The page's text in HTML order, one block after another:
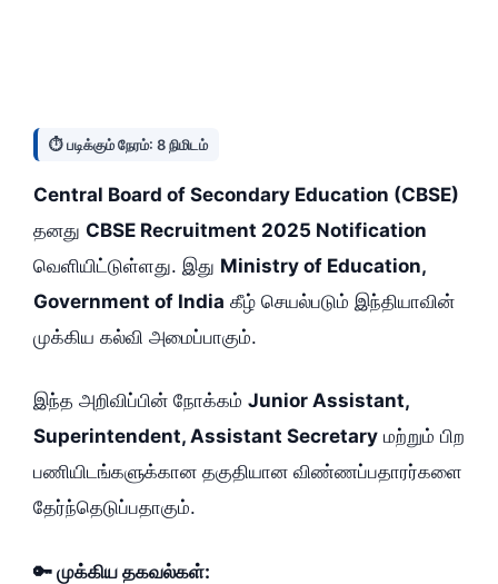
⏱️ படிக்கும் நேரம்: 8 நிமிடம்
Central Board of Secondary Education (CBSE)
தனது CBSE Recruitment 2025 Notification
வெளியிட்டுள்ளது. இது Ministry of Education,
Government of India கீழ் செயல்படும் இந்தியாவின்
முக்கிய கல்வி அமைப்பாகும்.
இந்த அறிவிப்பின் நோக்கம் Junior Assistant,
Superintendent, Assistant Secretary மற்றும் பிற
பணியிடங்களுக்கான தகுதியான விண்ணப்பதாரர்களை
தேர்ந்தெடுப்பதாகும்.
🔑 முக்கிய தகவல்கள்: